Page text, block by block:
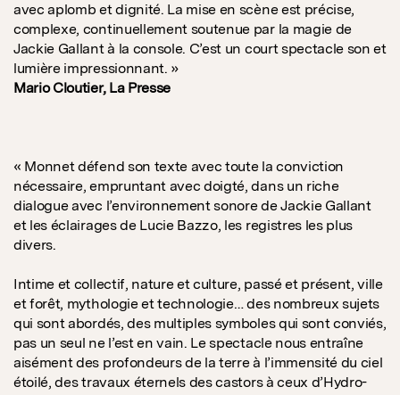
avec aplomb et dignité. La mise en scène est précise,
complexe, continuellement soutenue par la magie de
Jackie Gallant à la console. C’est un court spectacle son et
lumière impressionnant. »
Mario Cloutier, La Presse
« Monnet défend son texte avec toute la conviction
nécessaire, empruntant avec doigté, dans un riche
dialogue avec l’environnement sonore de Jackie Gallant
et les éclairages de Lucie Bazzo, les registres les plus
divers.
Intime et collectif, nature et culture, passé et présent, ville
et forêt, mythologie et technologie… des nombreux sujets
qui sont abordés, des multiples symboles qui sont conviés,
pas un seul ne l’est en vain. Le spectacle nous entraîne
aisément des profondeurs de la terre à l’immensité du ciel
étoilé, des travaux éternels des castors à ceux d’Hydro-